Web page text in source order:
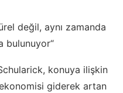
değil, aynı zamanda
bulunuyor“
konuya ilişkin
giderek artan